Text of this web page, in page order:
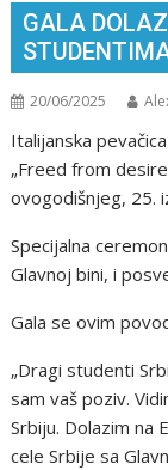
GALA
20/06/2025
Italijanska
„Freed from
ovogodišnjeg, 25.
Specijalna
Glavnoj bini, i
Gala se ovim
„Dragi studenti
sam vaš poziv.
Srbiju. Dolazim na
cele Srbije sa